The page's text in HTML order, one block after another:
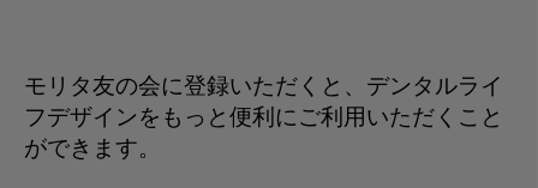
モリタ友の会に登録いただくと、デンタルライ
フデザインをもっと便利にご利用いただくこと
ができます。